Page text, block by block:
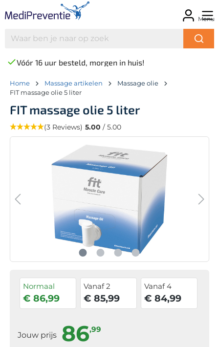
Menu
Vóór 16 uur besteld, morgen in huis!
Home Massage artikelen
Massage olie
FIT massage olie 5 liter
FIT massage olie 5 liter
(3 Reviews) 5.00 / 5.00
Normaal
€ 86,99
Vanaf 2
€ 85,99
Vanaf 4
€ 84,99
Jouw prijs 86,99